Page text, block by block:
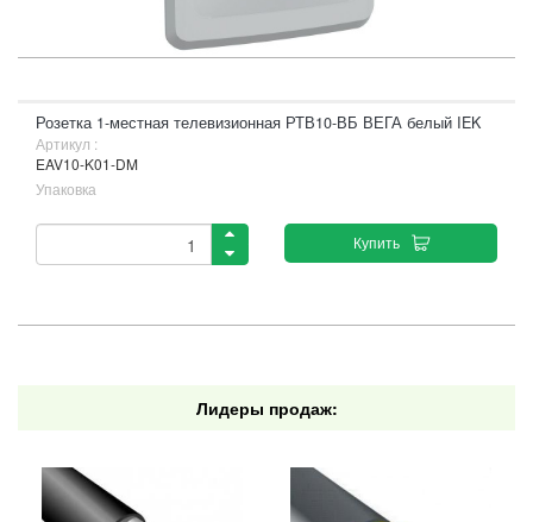
Розетка 1-местная телевизионная РТВ10-ВБ ВЕГА белый IEK
Артикул :
EAV10-K01-DM
Упаковка
Купить
Лидеры продаж: